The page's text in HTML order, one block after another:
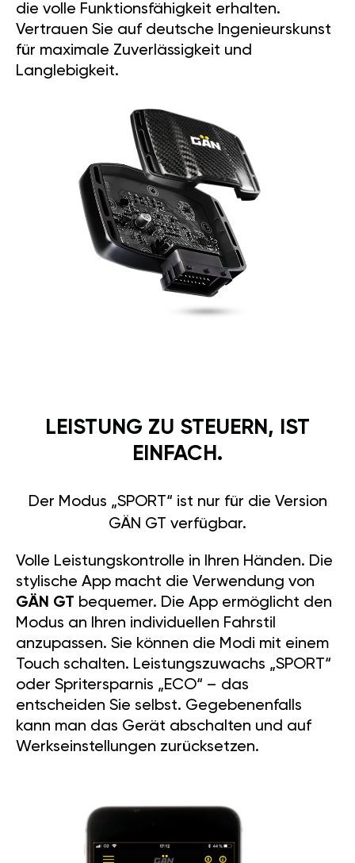
die volle Funktionsfähigkeit erhalten.
Vertrauen Sie auf deutsche Ingenieurskunst
für maximale Zuverlässigkeit und
Langlebigkeit.
LEISTUNG ZU STEUERN, IST
EINFACH.
Der Modus „SPORT“ ist nur für die Version
GÄN GT verfügbar.
Volle Leistungskontrolle in Ihren Händen. Die
stylische App macht die Verwendung von
GÄN GT bequemer. Die App ermöglicht den
Modus an Ihren individuellen Fahrstil
anzupassen. Sie können die Modi mit einem
Touch schalten. Leistungszuwachs „SPORT“
oder Spritersparnis „ECO“ – das
entscheiden Sie selbst. Gegebenenfalls
kann man das Gerät abschalten und auf
Werkseinstellungen zurücksetzen.